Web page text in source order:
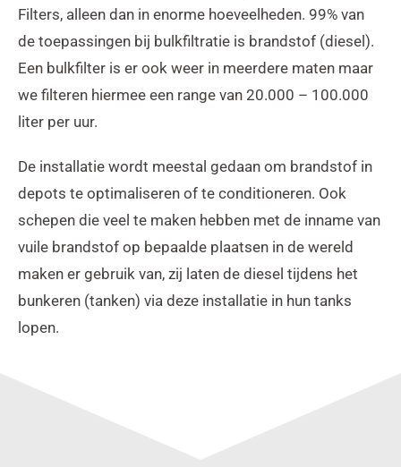
Filters, alleen dan in enorme hoeveelheden. 99% van
de toepassingen bij bulkfiltratie is brandstof (diesel).
Een bulkfilter is er ook weer in meerdere maten maar
we filteren hiermee een range van 20.000 – 100.000
liter per uur.
De installatie wordt meestal gedaan om brandstof in
depots te optimaliseren of te conditioneren. Ook
schepen die veel te maken hebben met de inname van
vuile brandstof op bepaalde plaatsen in de wereld
maken er gebruik van, zij laten de diesel tijdens het
bunkeren (tanken) via deze installatie in hun tanks
lopen.